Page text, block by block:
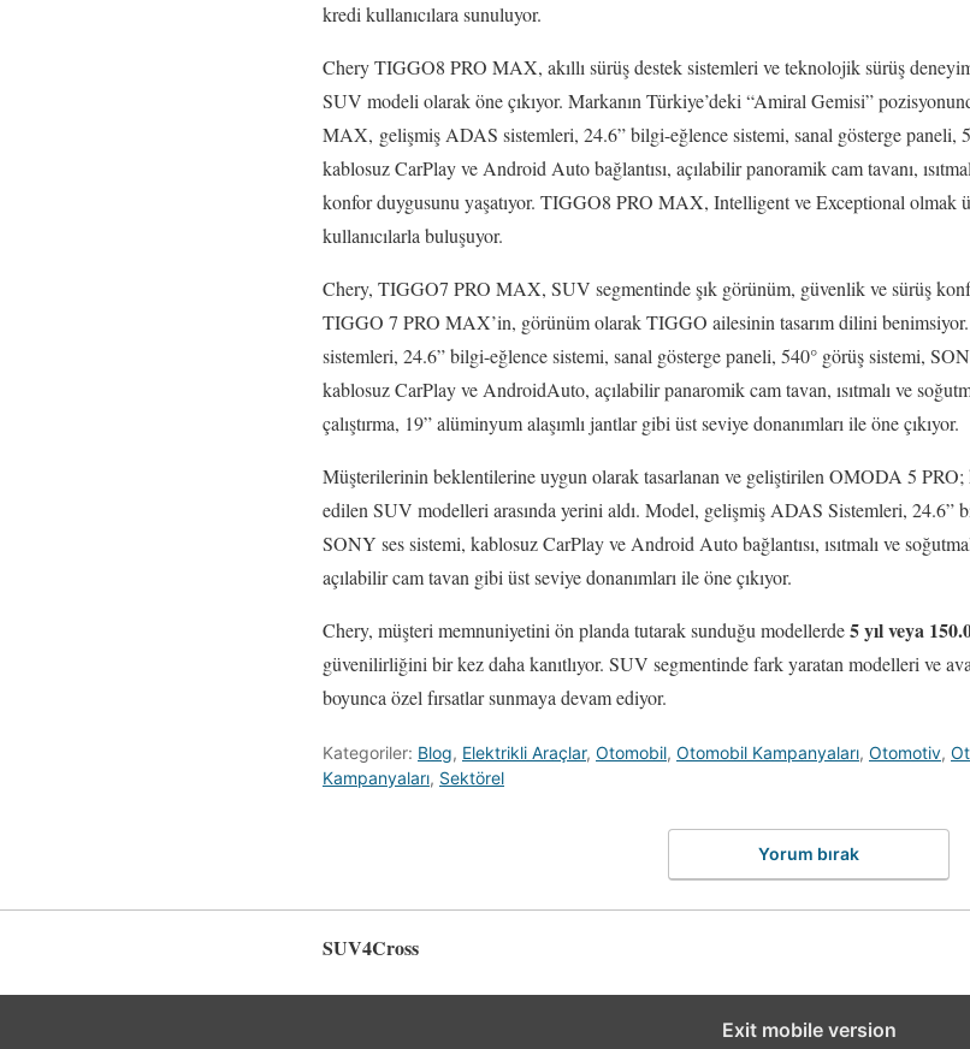
kredi kullanıcılara sunuluyor.
Chery TIGGO8 PRO MAX, akıllı sürüş destek sistemleri ve teknolojik sürüş
SUV modeli olarak öne çıkıyor. Markanın Türkiye’deki “Amiral Gemisi”
MAX, gelişmiş ADAS sistemleri, 24.6” bilgi-eğlence sistemi, sanal gösterge paneli,
kablosuz CarPlay ve Android Auto bağlantısı, açılabilir panoramik cam tavanı,
konfor duygusunu yaşatıyor. TIGGO8 PRO MAX, Intelligent ve Exceptional olmak
kullanıcılarla buluşuyor.
Chery, TIGGO7 PRO MAX, SUV segmentinde şık görünüm, güvenlik ve sürüş
TIGGO 7 PRO MAX’in, görünüm olarak TIGGO ailesinin tasarım dilini
sistemleri, 24.6” bilgi-eğlence sistemi, sanal gösterge paneli, 540° görüş sistemi,
kablosuz CarPlay ve AndroidAuto, açılabilir panaromik cam tavan, ısıtmalı ve
çalıştırma, 19” alüminyum alaşımlı jantlar gibi üst seviye donanımları ile öne çıkıyor.
Müşterilerinin beklentilerine uygun olarak tasarlanan ve geliştirilen OMODA 5 PRO;
edilen SUV modelleri arasında yerini aldı. Model, gelişmiş ADAS Sistemleri, 24.6”
SONY ses sistemi, kablosuz CarPlay ve Android Auto bağlantısı, ısıtmalı ve
açılabilir cam tavan gibi üst seviye donanımları ile öne çıkıyor.
Chery, müşteri memnuniyetini ön planda tutarak sunduğu modellerde5 yıl veya
güvenilirliğini bir kez daha kanıtlıyor. SUV segmentinde fark yaratan modelleri ve
boyunca özel fırsatlar sunmaya devam ediyor.
Kategoriler: Blog, Elektrikli Araçlar, Otomobil, Otomobil Kampanyaları, Otomotiv,
Kampanyaları, Sektörel
Yorum bırak
SUV4Cross
Exit mobile version